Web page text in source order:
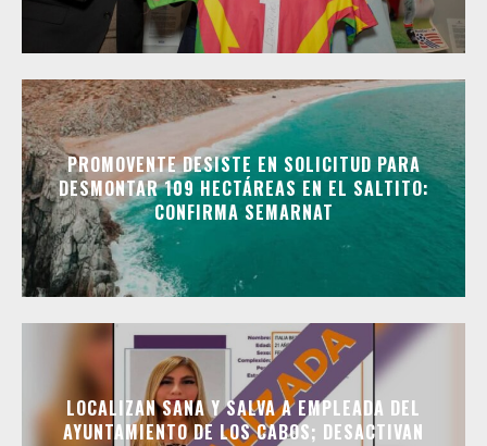
PROMOVENTE DESISTE EN SOLICITUD PARA
DESMONTAR 109 HECTÁREAS EN EL SALTITO:
CONFIRMA SEMARNAT
LOCALIZAN SANA Y SALVA A EMPLEADA DEL
AYUNTAMIENTO DE LOS CABOS; DESACTIVAN